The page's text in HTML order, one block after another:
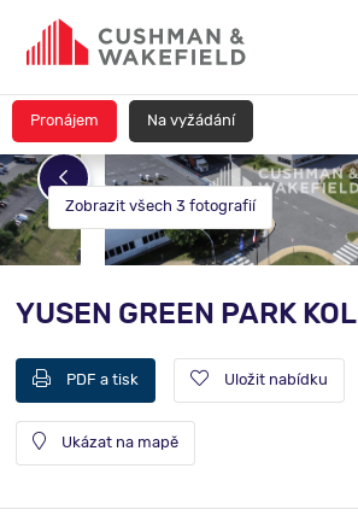
Zobrazit všech 3 fotografií
YUSEN GREEN PARK
PDF a tisk Uložit nabídku
Ukázat na mapě
Pronájem Na vyžádání